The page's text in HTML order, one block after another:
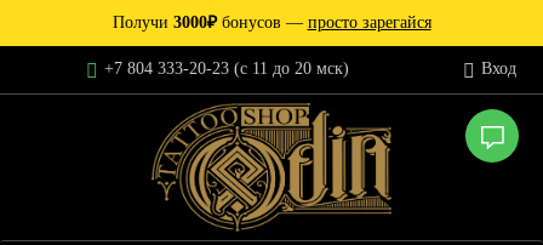
Получи 3000₽бонусов — просто зарегайся
+7 804 333-20-23 (c 11 до 20 мск) Вход